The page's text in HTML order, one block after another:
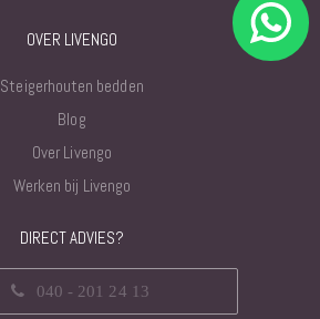
OVER LIVENGO
Steigerhouten bedden
Blog
Over Livengo
Werken bij Livengo
DIRECT ADVIES?
040 - 201 24 13